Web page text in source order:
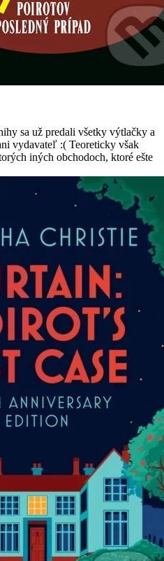
sa už predali všetky výtlačky a
vydavateľ :( Teoreticky však
iných obchodoch, ktoré ešte